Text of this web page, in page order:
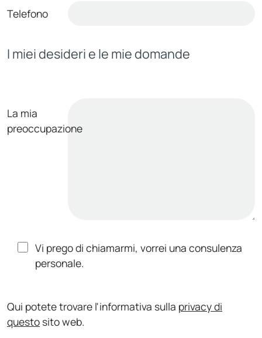
Telefono
I miei desideri e le mie domande
La mia
preoccupazione
Vi prego di chiamarmi, vorrei una consulenza
personale.
Qui potete trovare l'informativa sulla privacy di
questo sito web.